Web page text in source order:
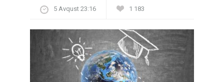
5 Avqust 23:16 1 183